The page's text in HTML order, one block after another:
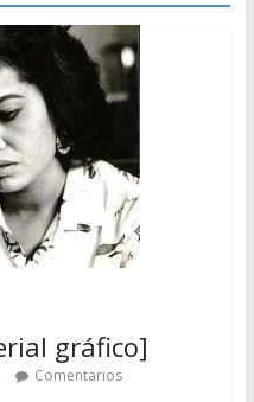
gráfico]
Comentarios